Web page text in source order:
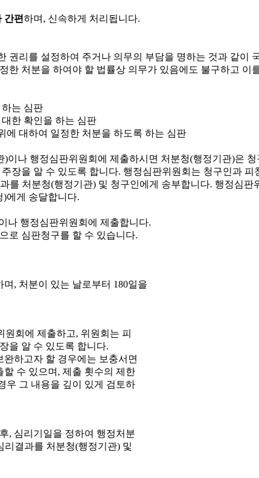
간편하며, 신속하게 처리됩니다.
권리를 설정하여 주거나 의무의 부담을 명하는 것과 같이
한 처분을 하여야 할 법률상 의무가 있음에도 불구하고 이
는 심판
한 확인을 하는 심판
대하여 일정한 처분을 하도록 하는 심판
나 행정심판위원회에 제출합니다.
로 심판청구를 할 수 있습니다.
, 처분이 있는 날로부터 180일을
회에 제출하고, 위원회는 피
을 알 수 있도록 합니다.
하고자 할 경우에는 보충서면
수 있으며, 제출 횟수의 제한
우 그 내용을 깊이 있게 검토하
, 심리기일을 정하여 행정처분
리결과를 처분청(행정기관) 및